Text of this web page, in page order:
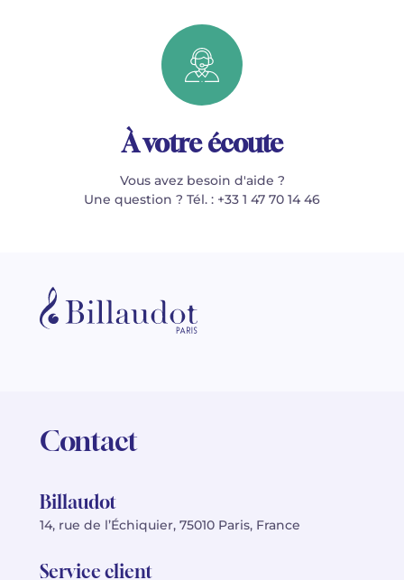
À votre écoute
Vous avez besoin d'aide ?
Une question ? Tél. : +33 1 47 70 14 46
Contact
Billaudot
14, rue de l’Échiquier, 75010 Paris, France
Service client